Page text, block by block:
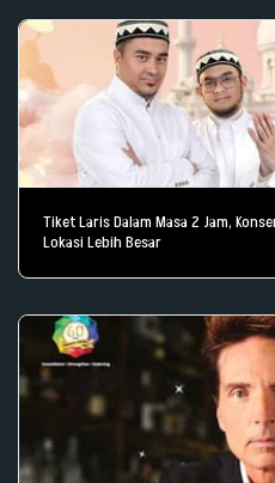
Tiket Laris Dalam Masa 2 Jam,
Lokasi Lebih Besar